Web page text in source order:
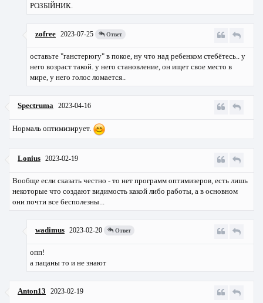
РОЗБIЙНИК.
zofree 2023-07-25 Ответ
оставьте "ганстерюгу" в покое, ну что над ребенком стебётесь.. у
него возраст такой. у него становление, он ищет свое место в
мире, у него голос ломается..
Spectruma 2023-04-16
Нормаль оптимизирует.
Lonius 2023-02-19
Вообще если сказать честно - то нет программ оптимизеров, есть лишь
некоторые что создают видимость какой либо работы, а в основном
они почти все бесполезны...
wadimus 2023-02-20 Ответ
опп!
а пацаны то и не знают
Anton13 2023-02-19